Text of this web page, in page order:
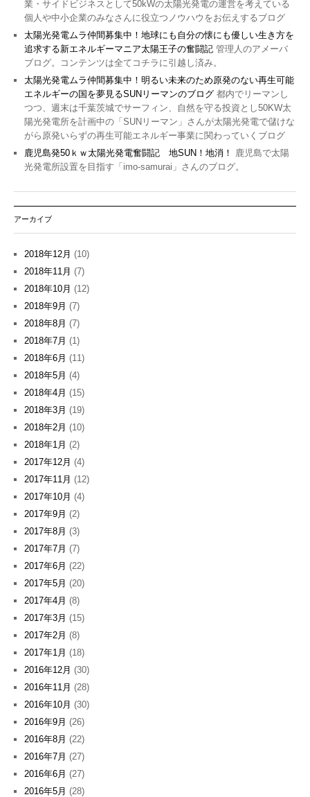
業・サイドビジネスとして50kWの太陽光発電の運営を考えている
個人や中小企業のみなさんに役立つノウハウをお伝えするブログ
太陽光発電ムラ仲間募集中！地球にも自分の懐にも優しい生き方を
追求する新エネルギーマニア太陽王子の奮闘記 管理人のアメーバ
ブログ。コンテンツは全てコチラに引越し済み。
太陽光発電ムラ仲間募集中！明るい未来のため原発のない再生可能
エネルギーの国を夢見るSUNリーマンのブログ 都内でリーマンし
つつ、週末は千葉茨城でサーフィン、自然を守る投資とし50KW太
陽光発電所を計画中の「SUNリーマン」さんが太陽光発電で儲けな
がら原発いらずの再生可能エネルギー事業に関わっていくブログ
鹿児島発50ｋｗ太陽光発電奮闘記 地SUN！地消！
鹿児島で太陽
光発電所設置を目指す「imo-samurai」さんのブログ。
アーカイブ
2018年12月 (10)
2018年11月 (7)
2018年10月 (12)
2018年9月 (7)
2018年8月 (7)
2018年7月 (1)
2018年6月 (11)
2018年5月 (4)
2018年4月 (15)
2018年3月 (19)
2018年2月 (10)
2018年1月 (2)
2017年12月 (4)
2017年11月 (12)
2017年10月 (4)
2017年9月 (2)
2017年8月 (3)
2017年7月 (7)
2017年6月 (22)
2017年5月 (20)
2017年4月 (8)
2017年3月 (15)
2017年2月 (8)
2017年1月 (18)
2016年12月 (30)
2016年11月 (28)
2016年10月 (30)
2016年9月 (26)
2016年8月 (22)
2016年7月 (27)
2016年6月 (27)
2016年5月 (28)